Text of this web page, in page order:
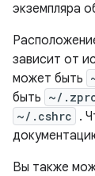
экземпляра
зависит от
может быть
быть ~/
~/.cshrc .
Вы также